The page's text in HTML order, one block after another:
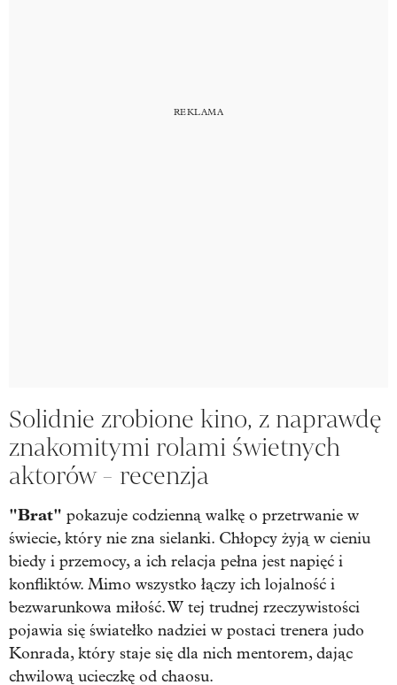
Solidnie zrobione kino, z naprawdę
znakomitymi rolami świetnych
aktorów - recenzja
"Brat" pokazuje codzienną walkę o przetrwanie w
świecie, który nie zna sielanki. Chłopcy żyją w cieniu
biedy i przemocy, a ich relacja pełna jest napięć i
konfliktów. Mimo wszystko łączy ich lojalność i
bezwarunkowa miłość. W tej trudnej rzeczywistości
pojawia się światełko nadziei w postaci trenera judo
Konrada, który staje się dla nich mentorem, dając
chwilową ucieczkę od chaosu.